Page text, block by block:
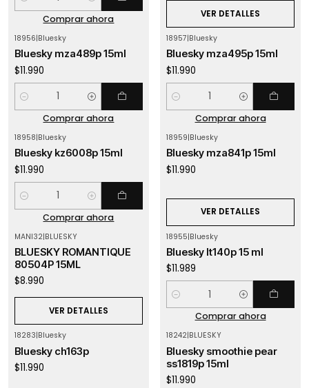
Cantidad
Comprar ahora
VER DETALLES
18956|Bluesky
Bluesky mza489p 15ml
$11.990
Cantidad
Comprar ahora
18957|Bluesky
Bluesky mza495p 15ml
$11.990
Cantidad
Comprar ahora
18958|Bluesky
Bluesky kz6008p 15ml
$11.990
Cantidad
Comprar ahora
18959|Bluesky
Bluesky mza841p 15ml
$11.990
VER DETALLES
MANI32|BLUESKY
BLUESKY ROMANTIQUE
80504P 15ML
$8.990
VER DETALLES
18955|Bluesky
Bluesky lt140p 15 ml
$11.989
Cantidad
Comprar ahora
18283|Bluesky
Bluesky ch163p
$11.990
18242|BLUESKY
Bluesky smoothie pear
ss1819p 15ml
$11.990